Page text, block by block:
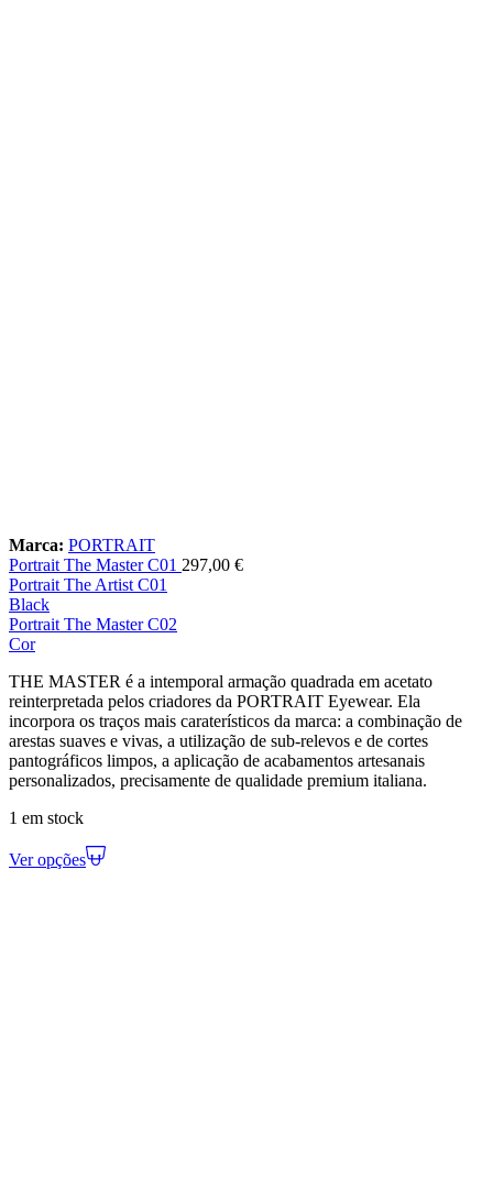
Marca: PORTRAIT
Portrait The Master C01 297,00 €
Portrait The Artist C01
Black
Portrait The Master C02
Cor
THE MASTER é a intemporal armação quadrada em acetato
reinterpretada pelos criadores da PORTRAIT Eyewear. Ela
incorpora os traços mais caraterísticos da marca: a combinação de
arestas suaves e vivas, a utilização de sub-relevos e de cortes
pantográficos limpos, a aplicação de acabamentos artesanais
personalizados, precisamente de qualidade premium italiana.
1 em stock
Ver opções